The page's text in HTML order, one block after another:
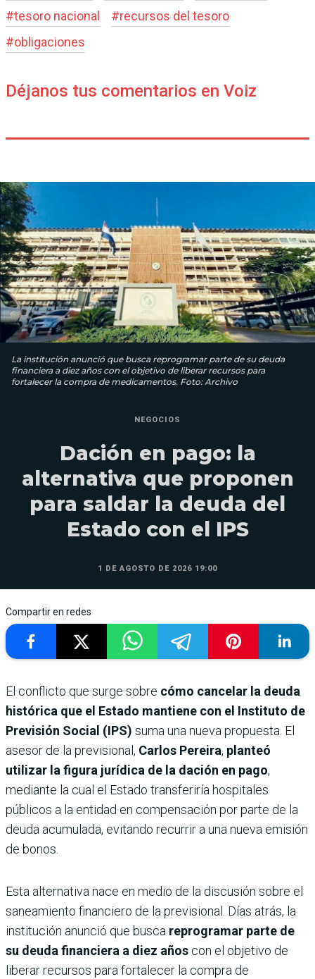
#tesoro nacional #recursos del tesoro
#obligaciones
Déjanos tus comentarios en Voiz
La institución anunció que busca reprogramar parte de su deuda
financiera a diez años con el objetivo de liberar recursos para
fortalecer la compra de medicamentos. Foto: Archivo
NEGOCIOS
Dación en pago: la
alternativa que proponen
para saldar la deuda del
Estado con el IPS
1 DE AGOSTO DE 2026 19:00
Compartir en redes
El conflicto que surge sobre cómo cancelar la deuda
histórica que el Estado mantiene con el Instituto de
Previsión Social (IPS) suma una nueva propuesta. El
asesor de la previsional, Carlos Pereira, planteó
utilizar la figura jurídica de la dación en pago,
mediante la cual el Estado transferiría hospitales
públicos a la entidad en compensación por parte de la
deuda acumulada, evitando recurrir a una nueva emisión
de bonos.
Esta alternativa nace en medio de la discusión sobre el
saneamiento financiero de la previsional. Días atrás, la
institución anunció que busca reprogramar parte de
su deuda financiera a diez años con el objetivo de
liberar recursos para fortalecer la compra de